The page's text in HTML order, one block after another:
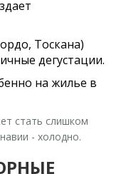
Тоскана)
дегустации.
на жилье в
стать слишком
- холодно.